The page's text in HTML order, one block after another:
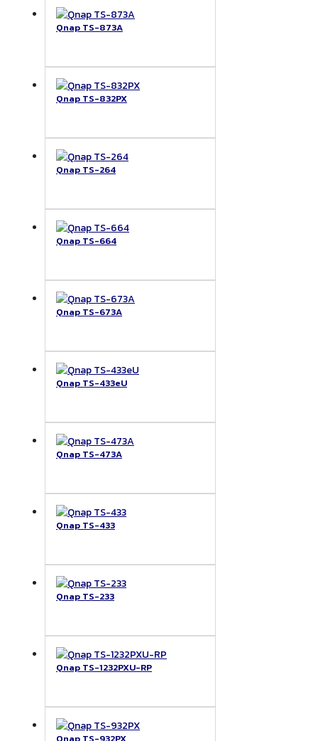
Qnap TS-873A
Qnap TS-832PX
Qnap TS-264
Qnap TS-664
Qnap TS-673A
Qnap TS-433eU
Qnap TS-473A
Qnap TS-433
Qnap TS-233
Qnap TS-1232PXU-RP